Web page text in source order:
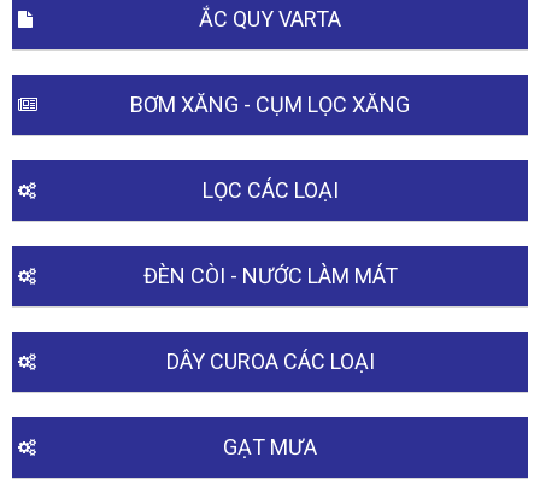
ẮC QUY VARTA
BƠM XĂNG - CỤM LỌC XĂNG
LỌC CÁC LOẠI
ĐÈN CÒI - NƯỚC LÀM MÁT
DÂY CUROA CÁC LOẠI
GẠT MƯA